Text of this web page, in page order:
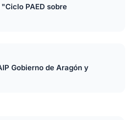
PAED sobre
Gobierno de Aragón y